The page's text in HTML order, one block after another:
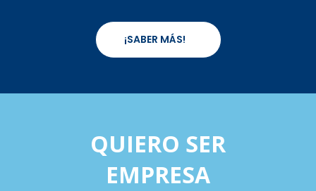
¡SABER MÁS!
QUIERO SER
EMPRESA